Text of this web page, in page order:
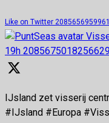
Like on Twitter
19h
IJsland zet visserij
#IJsland #Europa